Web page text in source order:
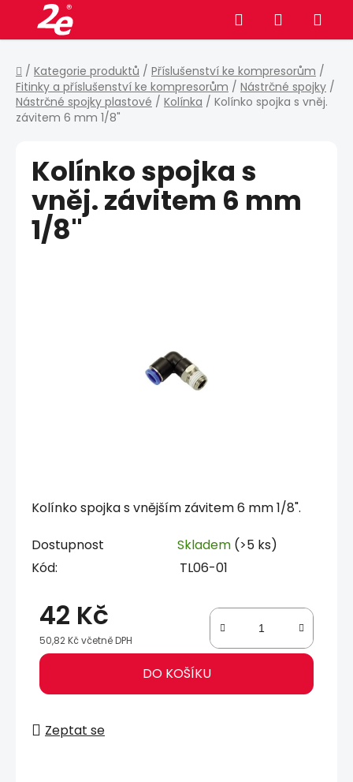
obsah
Hledat NÁKUPNÍ
KOŠÍK
Domů
/ Kategorie produktů / Příslušenství ke kompresorům /
Fitinky a příslušenství ke kompresorům / Nástrčné spojky /
Nástrčné spojky plastové / Kolínka / Kolínko spojka s vněj.
závitem 6 mm 1/8"
Kolínko spojka s vnějším závitem 6 mm 1/8".
Dostupnost Skladem (>5 ks)
Kód:
TL06-01
42 Kč
50,82 Kč včetně DPH
Měrná cena: DO KOŠÍKU
Zeptat se
Kolínko spojka s
vněj. závitem 6 mm
1/8"